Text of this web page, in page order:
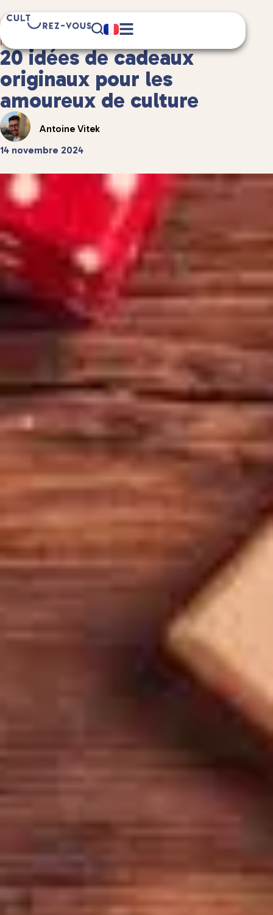
Idées de cadeaux
15 minute(s) de lecture
20 idées de cadeaux
originaux pour les
amoureux de culture
Antoine Vitek
14 novembre 2024